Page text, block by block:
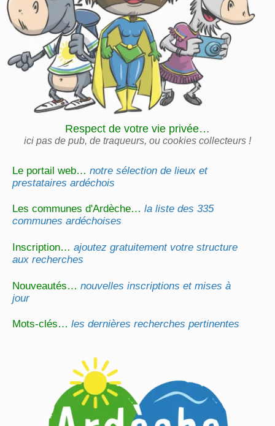
Le portail web…notre sélection de lieux et
prestataires ardéchois
Les communes d'Ardèche…la liste des 335
communes ardéchoises
Inscription…ajoutez gratuitement votre structure
aux recherches
Nouveautés…nouvelles inscriptions et mises à
jour
Mots-clés…les dernières recherches pertinentes
Respect de votre vie privée…
ici pas de pub, de traqueurs, ou cookies collecteurs !